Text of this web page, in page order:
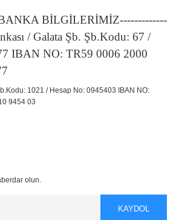
BİLGİLERİMİZ-------------
/ Galata Şb. Şb.Kodu: 67 /
IBAN NO: TR59 0006 2000
1021 / Hesap No: 0945403 IBAN NO:
9454 03
olun.
KAYDOL